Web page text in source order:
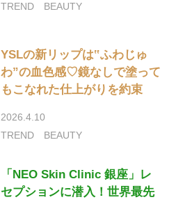
TREND
BEAUTY
YSLの新リップは‟ふわじゅ
わ”の血色感♡鏡なしで塗って
もこなれた仕上がりを約束
2026.4.10
TREND
BEAUTY
「NEO Skin Clinic 銀座」レ
セプションに潜入！世界最先